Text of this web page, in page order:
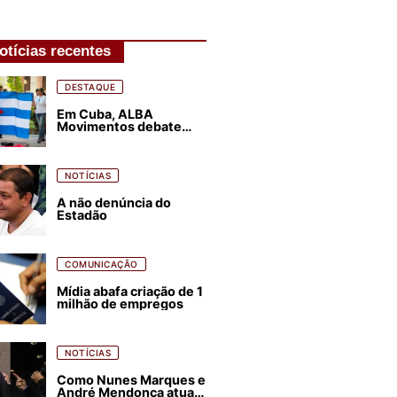
recentes
DESTAQUE
Em Cuba, ALBA
Movimentos debate
NOTÍCIAS
A não denúncia do
Estadão
COMUNICAÇÃO
Mídia abafa criação de 1
milhão de empregos
NOTÍCIAS
Como Nunes Marques e
André Mendonça atuam